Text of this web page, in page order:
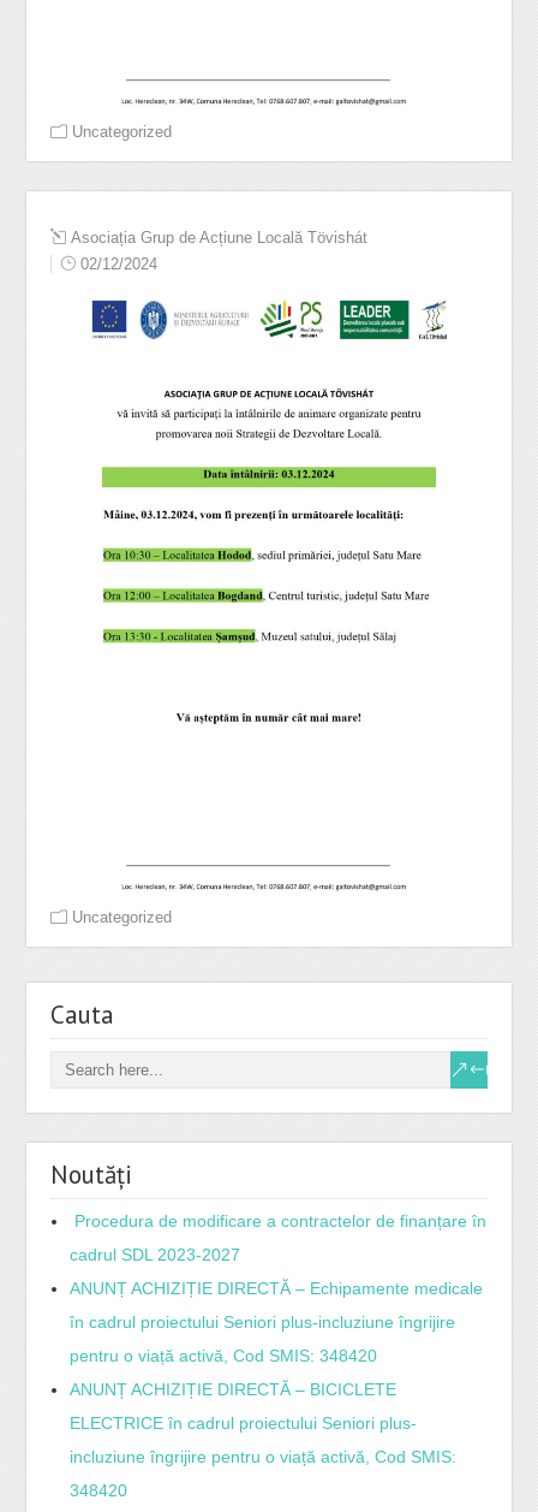
Uncategorized
Asociația Grup de Acțiune Locală Tövishát
02/12/2024
Uncategorized
Cauta
Noutăți
Procedura de modificare a contractelor de finanțare în
cadrul SDL 2023-2027
ANUNȚ ACHIZIȚIE DIRECTĂ – Echipamente medicale
în cadrul proiectului Seniori plus-incluziune îngrijire
pentru o viață activă, Cod SMIS: 348420
ANUNȚ ACHIZIȚIE DIRECTĂ – BICICLETE
ELECTRICE în cadrul proiectului Seniori plus-
incluziune îngrijire pentru o viață activă, Cod SMIS:
348420